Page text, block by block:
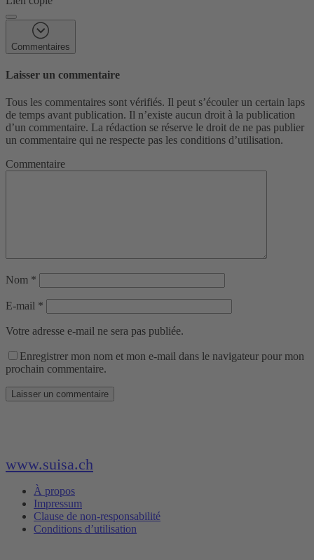
Commentaires
Laisser un commentaire
Tous les commentaires sont vérifiés. Il peut s’écouler un certain laps
de temps avant publication. Il n’existe aucun droit à la publication
d’un commentaire. La rédaction se réserve le droit de ne pas publier
un commentaire qui ne respecte pas les conditions d’utilisation.
Commentaire
Nom *
E-mail *
Votre adresse e-mail ne sera pas publiée.
Enregistrer mon nom et mon e-mail dans le navigateur pour mon
prochain commentaire.
www.suisa.ch
À propos
Impressum
Clause de non-responsabilité
Conditions d’utilisation